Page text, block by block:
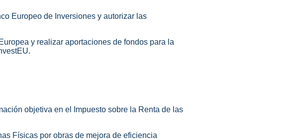
Europeo de Inversiones y autorizar las
y realizar aportaciones de fondos para la
objetiva en el Impuesto sobre la Renta de las
Físicas por obras de mejora de eficiencia